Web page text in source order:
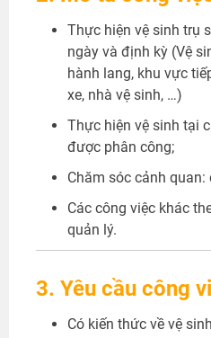
Thực hiện vệ sinh trụ
ngày và định kỳ (Vệ
hành lang, khu vực
xe, nhà vệ sinh, …)
Thực hiện vệ sinh tại
được phân công;
Chăm sóc cảnh
Các công việc khác
quản lý.
3. Yêu cầu công
Có kiến thức về vệ